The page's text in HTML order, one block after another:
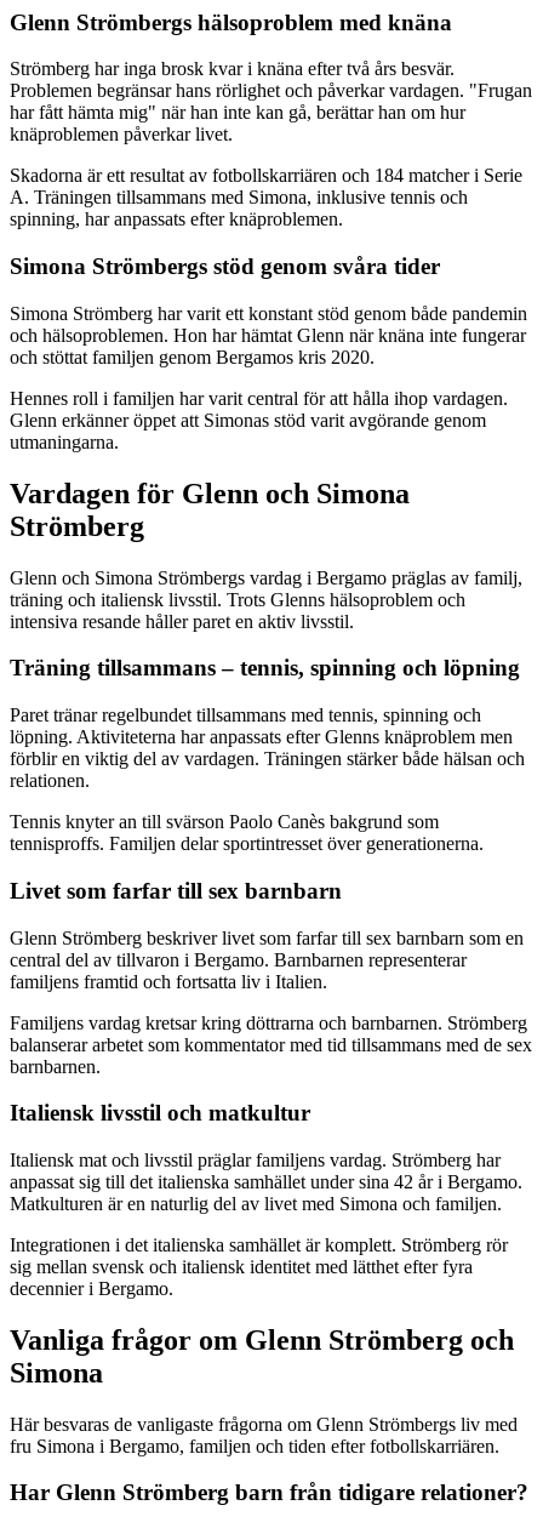
Glenn Strömbergs hälsoproblem med knäna
Strömberg har inga brosk kvar i knäna efter två års besvär.
Problemen begränsar hans rörlighet och påverkar vardagen. "Frugan
har fått hämta mig" när han inte kan gå, berättar han om hur
knäproblemen påverkar livet.
Skadorna är ett resultat av fotbollskarriären och 184 matcher i Serie
A. Träningen tillsammans med Simona, inklusive tennis och
spinning, har anpassats efter knäproblemen.
Simona Strömbergs stöd genom svåra tider
Simona Strömberg har varit ett konstant stöd genom både pandemin
och hälsoproblemen. Hon har hämtat Glenn när knäna inte fungerar
och stöttat familjen genom Bergamos kris 2020.
Hennes roll i familjen har varit central för att hålla ihop vardagen.
Glenn erkänner öppet att Simonas stöd varit avgörande genom
utmaningarna.
Vardagen för Glenn och Simona
Strömberg
Glenn och Simona Strömbergs vardag i Bergamo präglas av familj,
träning och italiensk livsstil. Trots Glenns hälsoproblem och
intensiva resande håller paret en aktiv livsstil.
Träning tillsammans – tennis, spinning och löpning
Paret tränar regelbundet tillsammans med tennis, spinning och
löpning. Aktiviteterna har anpassats efter Glenns knäproblem men
förblir en viktig del av vardagen. Träningen stärker både hälsan och
relationen.
Tennis knyter an till svärson Paolo Canès bakgrund som
tennisproffs. Familjen delar sportintresset över generationerna.
Livet som farfar till sex barnbarn
Glenn Strömberg beskriver livet som farfar till sex barnbarn som en
central del av tillvaron i Bergamo. Barnbarnen representerar
familjens framtid och fortsatta liv i Italien.
Familjens vardag kretsar kring döttrarna och barnbarnen. Strömberg
balanserar arbetet som kommentator med tid tillsammans med de sex
barnbarnen.
Italiensk livsstil och matkultur
Italiensk mat och livsstil präglar familjens vardag. Strömberg har
anpassat sig till det italienska samhället under sina 42 år i Bergamo.
Matkulturen är en naturlig del av livet med Simona och familjen.
Integrationen i det italienska samhället är komplett. Strömberg rör
sig mellan svensk och italiensk identitet med lätthet efter fyra
decennier i Bergamo.
Vanliga frågor om Glenn Strömberg och
Simona
Här besvaras de vanligaste frågorna om Glenn Strömbergs liv med
fru Simona i Bergamo, familjen och tiden efter fotbollskarriären.
Har Glenn Strömberg barn från tidigare relationer?